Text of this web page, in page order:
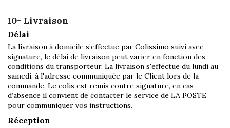
10- Livraison
Délai
La livraison à domicile s’effectue par Colissimo suivi avec
signature, le délai de livraison peut varier en fonction des
conditions du transporteur. La livraison s'effectue du lundi au
samedi, à l'adresse communiquée par le Client lors de la
commande. Le colis est remis contre signature, en cas
d’absence il convient de contacter le service de LA POSTE
pour communiquer vos instructions.
Réception